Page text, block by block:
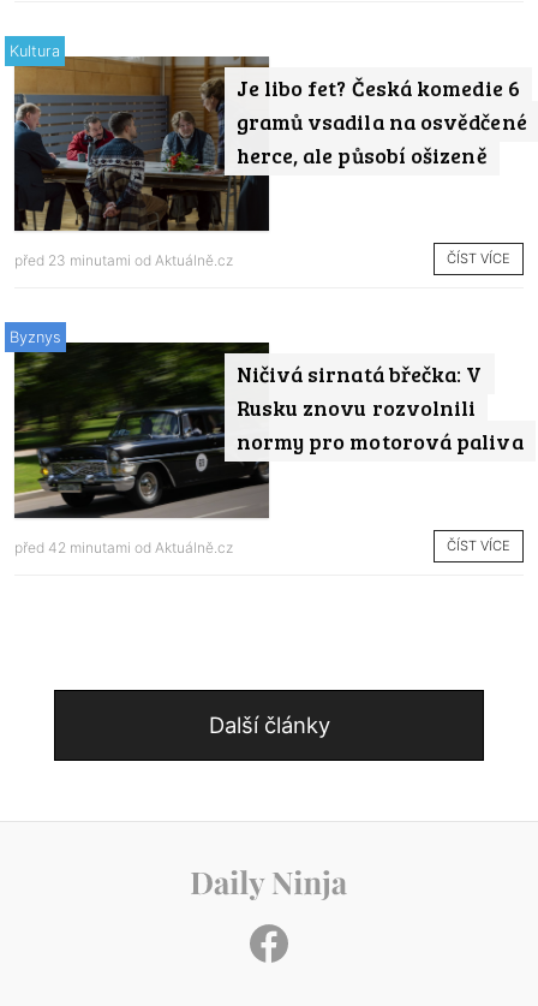
Je libo fet? Česká komedie 6
gramů vsadila na osvědčené
herce, ale působí ošizeně
Kultura
před 23 minutami od Aktuálně.cz ČÍST VÍCE
Ničivá sirnatá břečka: V
Rusku znovu rozvolnili
normy pro motorová paliva
Byznys
před 42 minutami od Aktuálně.cz ČÍST VÍCE
Další články